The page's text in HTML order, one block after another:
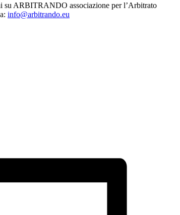
su ARBITRANDO associazione per l’Arbitrato
info@arbitrando.eu